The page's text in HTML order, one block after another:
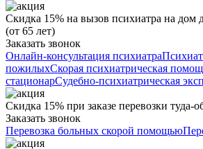
Скидка 15% на вызов психиатра на
(от 65 лет)
Заказать звонок
Онлайн-консультация психиатра
пожилыхСкорая психиатрическая
стационарСудебно-психиатрическая
Скидка 15% при заказе перевозки туда-
Заказать звонок
Перевозка больных скорой помощью